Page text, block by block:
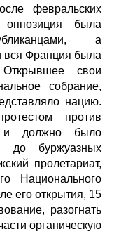
февральских
оппозиция была
а
вся Франция была
свои
собрание,
нацию.
против
и должно было
до буржуазных
пролетариат,
Национального
его открытия, 15
разогнать
органическую